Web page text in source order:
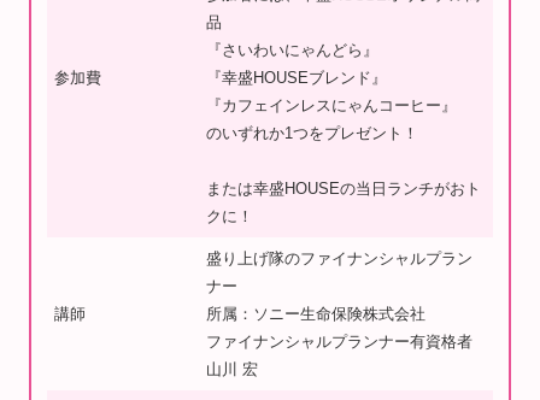
参加費
品
『さいわいにゃんどら』
『幸盛HOUSEブレンド』
『カフェインレスにゃんコーヒー』
のいずれか1つをプレゼント！
または幸盛HOUSEの当日ランチがおト
クに！
講師
盛り上げ隊のファイナンシャルプラン
ナー
所属：ソニー生命保険株式会社
ファイナンシャルプランナー有資格者
山川 宏